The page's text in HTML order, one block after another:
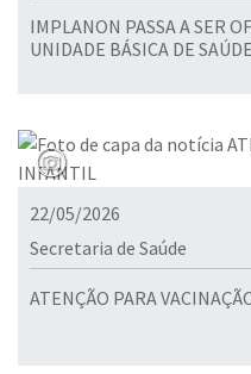
IMPLANON PASSA A SER
UNIDADE BÁSICA DE SAÚDE
22/05/2026
Secretaria de Saúde
ATENÇÃO PARA